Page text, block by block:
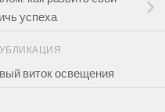
успеха
виток освещения